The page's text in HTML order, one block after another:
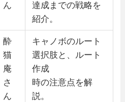
ん
達成までの戦略を
紹介。
酔
猫
庵
さ
ん
キャノボのルート
選択肢と、ルート
作成
時の注意点を解
説。